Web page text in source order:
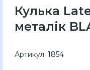
Кулька
металік
Артикул: 1854